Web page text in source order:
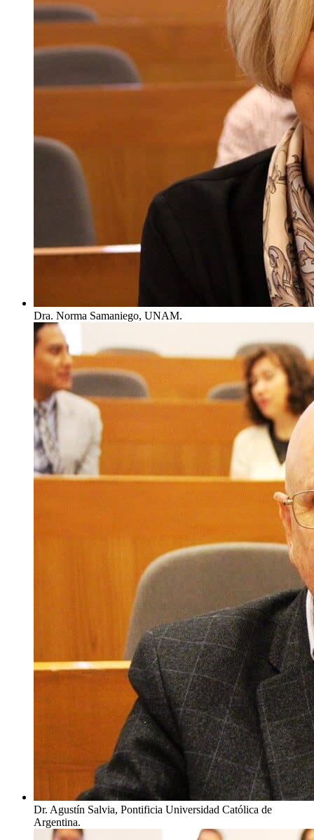
Dra. Norma Samaniego, UNAM.
Dr. Agustín Salvia, Pontificia Universidad Católica de
Argentina.